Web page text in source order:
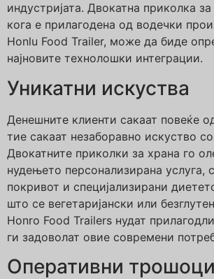
индустријата. Двокатна приколка
кога е прилагодена од водечки
Honlu Food Trailer, може да биде
најновите технолошки интеграции.
Уникатни искуства
Денешните клиенти сакаат повеќе
тие сакаат незаборавно искуство
Двокатните приколки за храна го
нудењето персонализирана услуга,
покривот и специјализирани
што се вегетаријански или
Honro Food Trailers нудат
ги задоволат овие современи
Оперативни трошоци